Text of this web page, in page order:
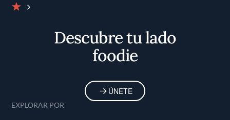
Descubre tu lado
foodie
ÚNETE
EXPLORAR POR